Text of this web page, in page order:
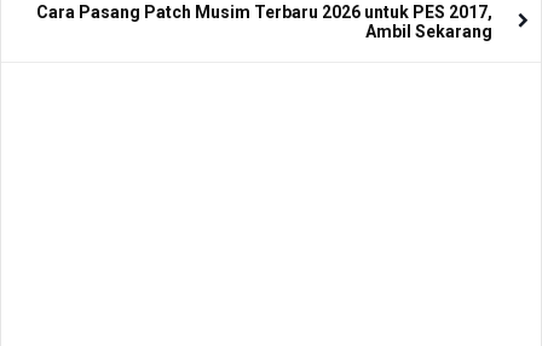
Cara Pasang Patch Musim Terbaru 2026 untuk PES 2017,
Ambil Sekarang